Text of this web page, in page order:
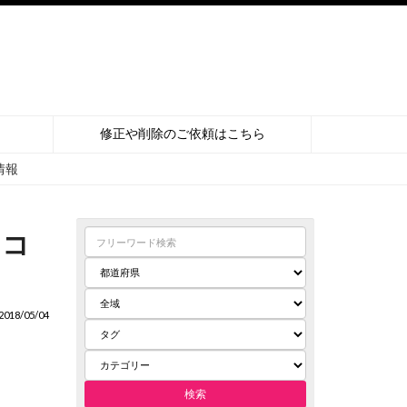
修正や削除のご依頼はこちら
報
05/04